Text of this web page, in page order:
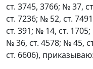
ст. 3745, 3766; № 37,
ст. 7236; № 52, ст.
ст. 391; № 14, ст.
№ 36, ст. 4578; № 45,
ст. 6606), приказываю: